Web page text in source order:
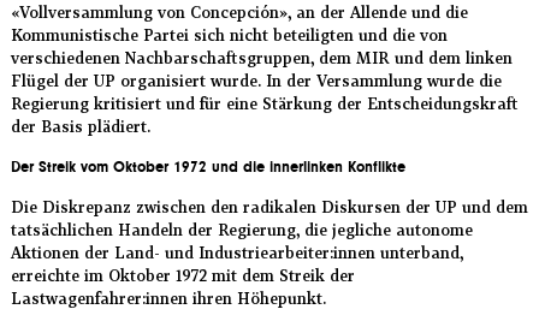
«Vollversammlung von Concepción», an der Allende und die
Kommunistische Partei sich nicht beteiligten und die von
verschiedenen Nachbarschaftsgruppen, dem MIR und dem linken
Flügel der UP organisiert wurde. In der Versammlung wurde die
Regierung kritisiert und für eine Stärkung der Entscheidungskraft
der Basis plädiert.
Der Streik vom Oktober 1972 und die innerlinken Konflikte
Die Diskrepanz zwischen den radikalen Diskursen der UP und dem
tatsächlichen Handeln der Regierung, die jegliche autonome
Aktionen der Land- und Industriearbeiter:innen unterband,
erreichte im Oktober 1972 mit dem Streik der
Lastwagenfahrer:innen ihren Höhepunkt.